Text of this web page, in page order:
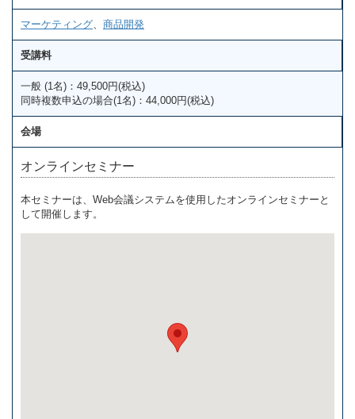
マーケティング 商品開発
受講料
一般 (1名)：49,500円(税込)
同時複数申込の場合(1名)：44,000円(税込)
会場
オンラインセミナー
本セミナーは、Web会議システムを使用したオンラインセミナーと
して開催します。